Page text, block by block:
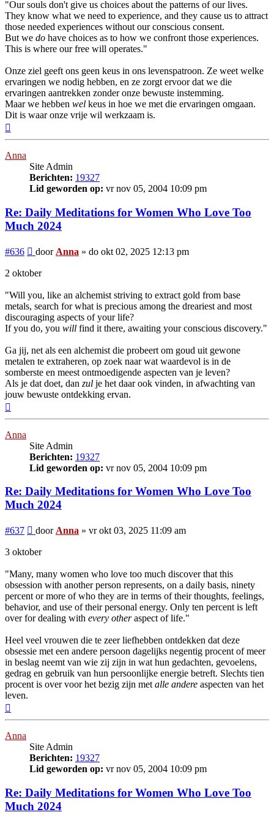
"Our souls don't give us choices about the patterns of our lives.
They know what we need to experience, and they cause us to attract
those needed experiences without our conscious consent.
But we do have choices as to how we confront those experiences.
This is where our free will operates."
Onze ziel geeft ons geen keus in ons levenspatroon. Ze weet welke
ervaringen we nodig hebben, en ze zorgt ervoor dat we die
ervaringen aantrekken zonder onze bewuste instemming.
Maar we hebben wel keus in hoe we met die ervaringen omgaan.
Dit is waar onze vrije wil werkzaam is.
Anna
Site Admin
Berichten: 19327
Lid geworden op: vr nov 05, 2004 10:09 pm
Re: Daily Meditations for Women Who Love Too
Much 2024
#636 Bericht
door Anna » do okt 02, 2025 12:13 pm
2 oktober
"Will you, like an alchemist striving to extract gold from base
metals, search for what is precious among the dreariest and most
discouraging aspects of your life?
If you do, you will find it there, awaiting your conscious discovery."
Ga jij, net als een alchemist die probeert om goud uit gewone
metalen te extraheren, op zoek naar wat waardevol is in de
somberste en meest ontmoedigende aspecten van je leven?
Als je dat doet, dan zul je het daar ook vinden, in afwachting van
jouw bewuste ontdekking ervan.
Anna
Site Admin
Berichten: 19327
Lid geworden op: vr nov 05, 2004 10:09 pm
Re: Daily Meditations for Women Who Love Too
Much 2024
#637 Bericht
door Anna » vr okt 03, 2025 11:09 am
3 oktober
"Many, many women who love too much discover that this
obsession with another person represents, on a daily basis, ninety
percent or more of who they are in terms of their thoughts, feelings,
behavior, and use of their personal energy. Only ten percent is left
over for dealing with every otheraspect of life."
Heel veel vrouwen die te zeer liefhebben ontdekken dat deze
obsessie met een andere persoon dagelijks negentig procent of meer
in beslag neemt van wie zij zijn in wat hun gedachten, gevoelens,
gedrag en gebruik van hun persoonlijke energie betreft. Slechts tien
procent is over voor het bezig zijn met alle andere aspecten van het
leven.
Anna
Site Admin
Berichten: 19327
Lid geworden op: vr nov 05, 2004 10:09 pm
Re: Daily Meditations for Women Who Love Too
Much 2024